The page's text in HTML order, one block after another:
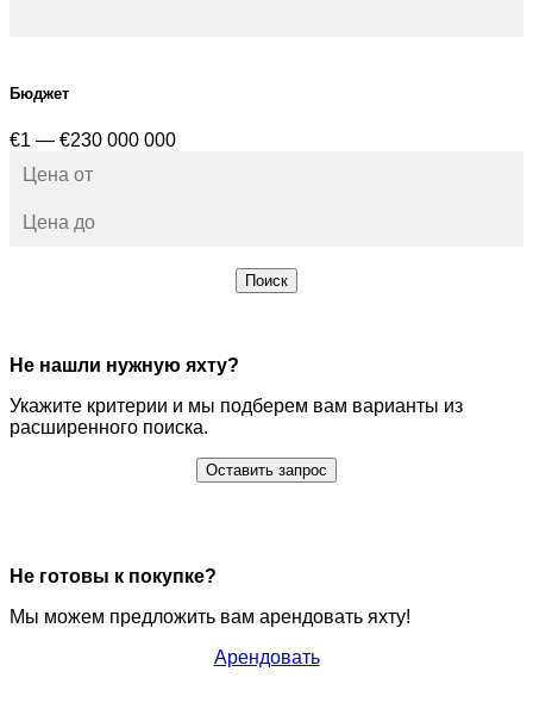
Бюджет
€1 — €230 000 000
Поиск
Не нашли нужную яхту?
Укажите критерии и мы подберем вам варианты из
расширенного поиска.
Оставить запрос
Не готовы к покупке?
Мы можем предложить вам арендовать яхту!
Арендовать